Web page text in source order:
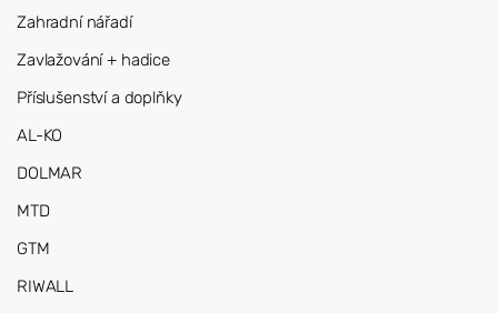
Zahradní nářadí
Zavlažování + hadice
Příslušenství a doplňky
AL-KO
DOLMAR
MTD
GTM
RIWALL